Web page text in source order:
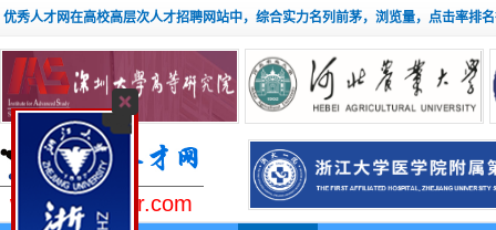
优秀人才网在高校高层次人才招聘网站中，综合实力名列前茅，浏览量，点击率排
www.youxiuhr.com